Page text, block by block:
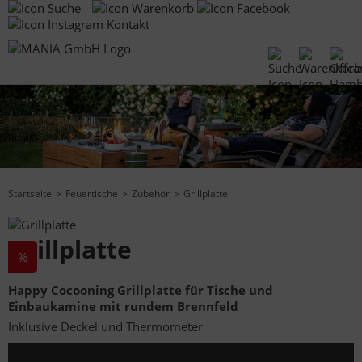
Kontakt
Startseite Feuertische Zubehör Grillplatte
%
Grillplatte
Happy Cocooning Grillplatte für Tische und
Einbaukamine mit rundem Brennfeld
Inklusive Deckel und Thermometer